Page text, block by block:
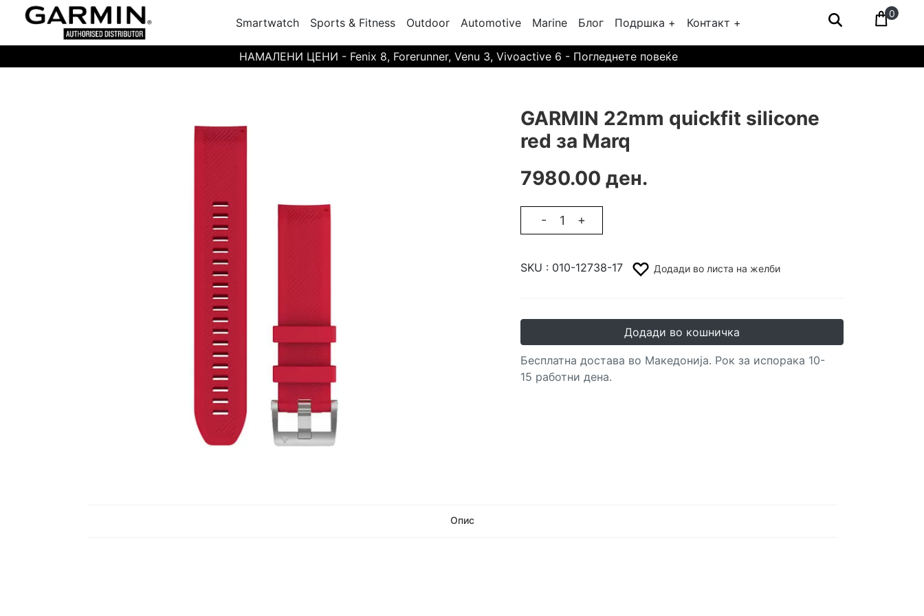
Smartwatch Sports & Fitness Outdoor Automotive Marine Блог Подршка + Контакт +
0
НАМАЛЕНИ ЦЕНИ - Fenix 8, Forerunner, Venu 3, Vivoactive 6 - Погледнете повеќе
GARMIN 22mm quickfit silicone
red за Marq
7980.00 ден.
- +
SKU : 010-12738-17 Додади во листа на желби
Додади во кошничка
Бесплатна достава во Македонија. Рок за испорака 10-
15 работни дена.
Опис